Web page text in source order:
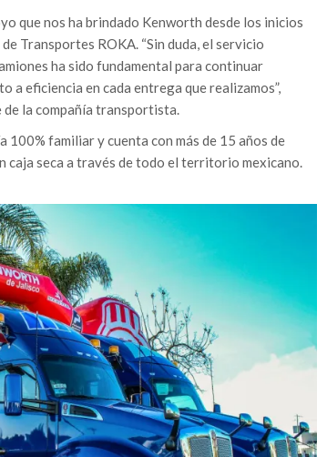
que nos ha brindado Kenworth desde los inicios
Transportes ROKA. “Sin duda, el servicio
ha sido fundamental para continuar
a eficiencia en cada entrega que realizamos”,
la compañía transportista.
100% familiar y cuenta con más de 15 años de
caja seca a través de todo el territorio mexicano.